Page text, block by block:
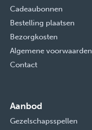
Cadeaubonnen
Bestelling plaatsen
Bezorgkosten
Algemene voorwaarden
Contact
Aanbod
Gezelschapsspellen